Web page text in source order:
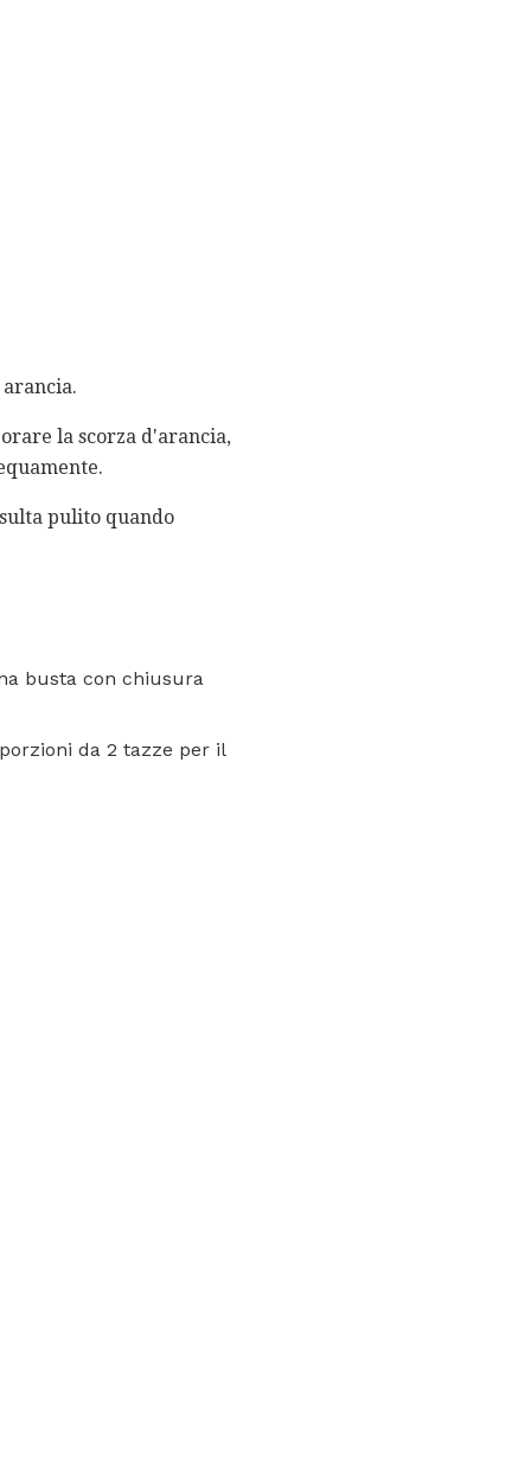
la scorza d'arancia,
pulito quando
busta con chiusura
da 2 tazze per il